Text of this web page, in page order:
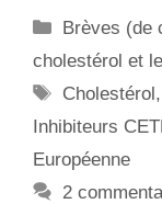
Catégories
Brèves (de
cholestérol et
Étiquettes
Cholestérol,
Inhibiteurs
Européenne
2